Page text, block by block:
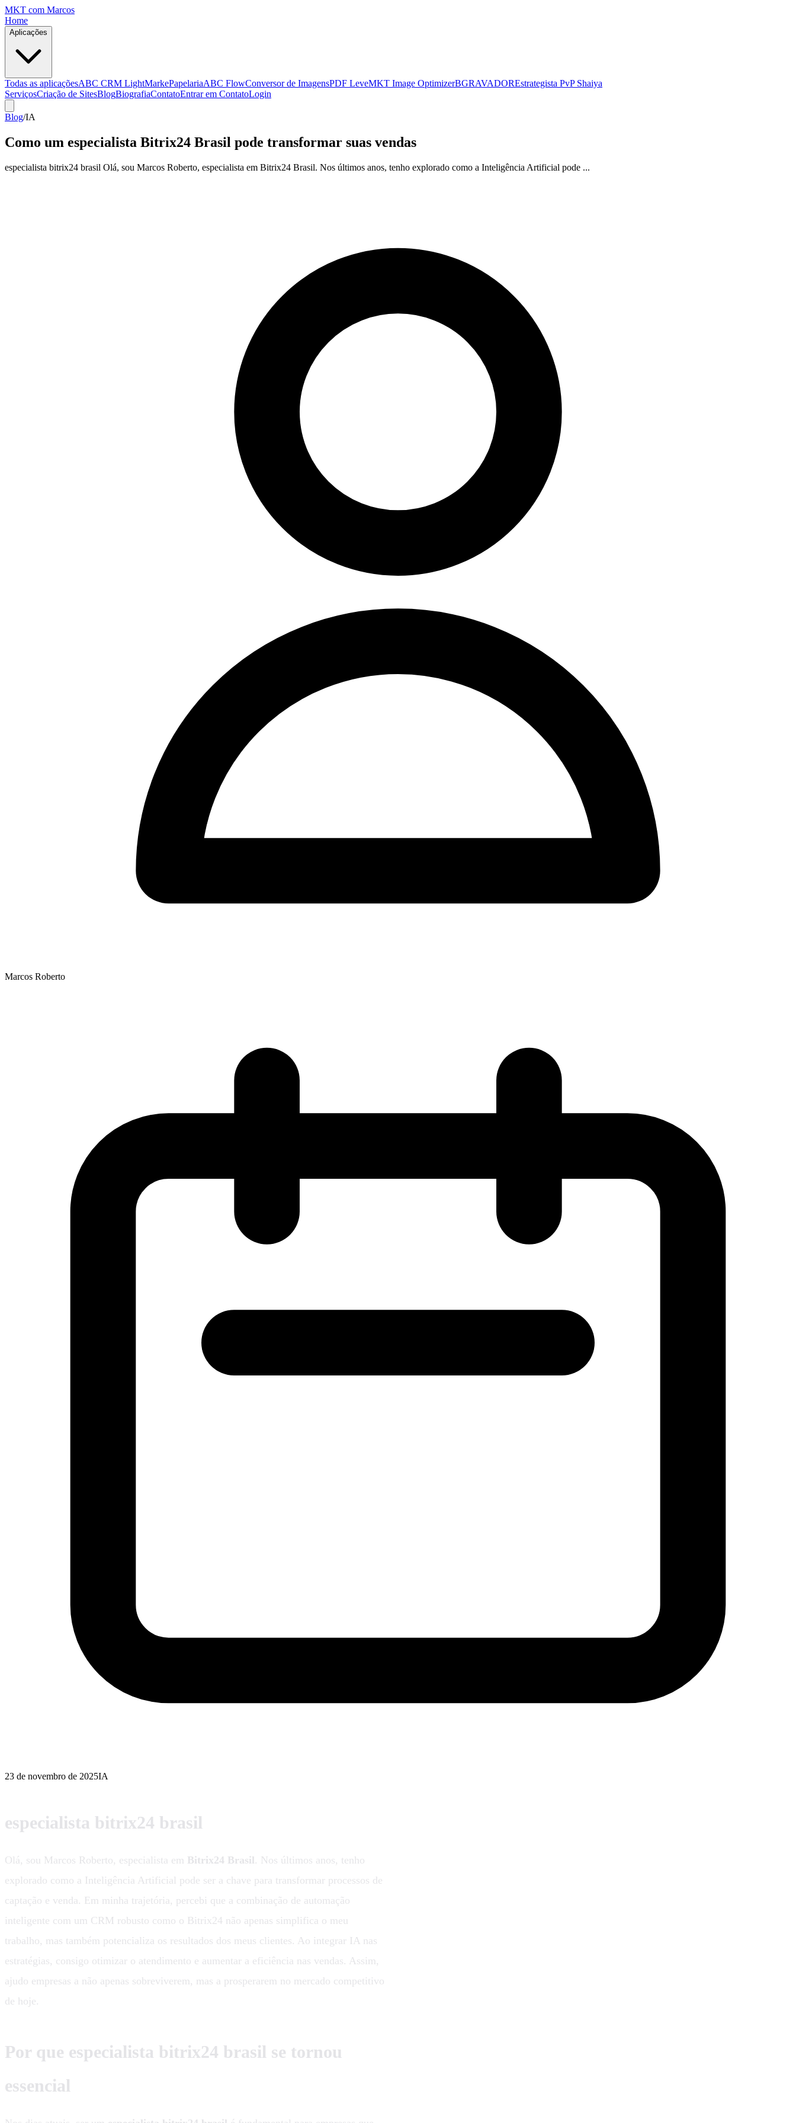
MKT com Marcos
Home
Aplicações
Todas as aplicaçõesABC CRM LightMarkePapelariaABC FlowConversor de ImagensPDF LeveMKT Image OptimizerBGRAVADOREstrategista PvP Shaiya
ServiçosCriação de SitesBlogBiografiaContatoEntrar em ContatoLogin
Blog/IA
Como um especialista Bitrix24 Brasil pode transformar suas vendas
especialista bitrix24 brasil Olá, sou Marcos Roberto, especialista em Bitrix24 Brasil. Nos últimos anos, tenho explorado como a Inteligência Artificial pode ...
Marcos Roberto
23 de novembro de 2025IA
especialista bitrix24 brasil
Olá, sou Marcos Roberto, especialista em Bitrix24 Brasil . Nos últimos anos, tenho
explorado como a Inteligência Artificial pode ser a chave para transformar processos de
captação e venda. Em minha trajetória, percebi que a combinação de automação
inteligente com um CRM robusto como o Bitrix24 não apenas simplifica o meu
trabalho, mas também potencializa os resultados dos meus clientes. Ao integrar IA nas
estratégias, consigo otimizar o atendimento e aumentar a eficiência nas vendas. Assim,
ajudo empresas a não apenas sobreviverem, mas a prosperarem no mercado competitivo
de hoje.
Por que especialista bitrix24 brasil se tornou
essencial